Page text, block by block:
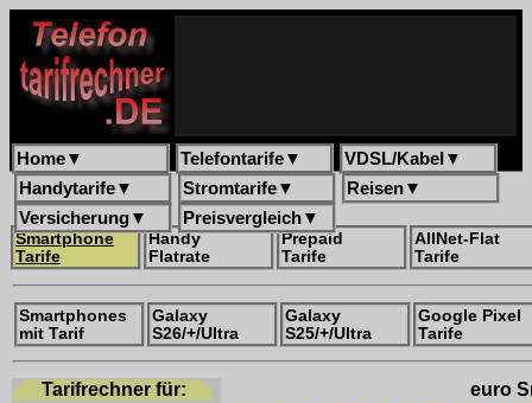
Home▼ Telefontarife▼ VDSL/Kabel ▼
Handytarife▼ Stromtarife▼ Reisen▼
Versicherung▼ Preisvergleich▼
Smartphone
Tarife
Handy
Flatrate
Prepaid
Tarife
AllNet-Flat
Tarife
Smartphones
mit Tarif
Galaxy
S26/+/Ultra
Galaxy
S25/+/Ultra
Google Pixel
Tarife
Tarifrechner für:
euro